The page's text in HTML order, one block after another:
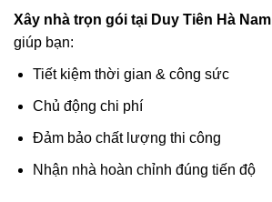
Xây nhà trọn gói tại Duy Tiên Hà Nam
giúp bạn:
Tiết kiệm thời gian & công sức
Chủ động chi phí
Đảm bảo chất lượng thi công
Nhận nhà hoàn chỉnh đúng tiến độ